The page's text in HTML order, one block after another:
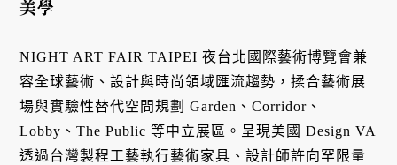
美學
NIGHT ART FAIR TAIPEI 夜台北國際藝術博覽會兼
容全球藝術、設計與時尚領域匯流趨勢，揉合藝術展
場與實驗性替代空間規劃 Garden、Corridor、
Lobby、The Public 等中立展區。呈現美國 Design VA
透過台灣製程工藝執行藝術家具、設計師許向罕限量